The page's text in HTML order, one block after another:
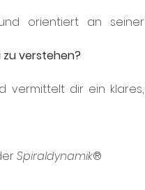
orientiert an seiner
verstehen?
vermittelt dir ein klares,
Spiraldynamik®